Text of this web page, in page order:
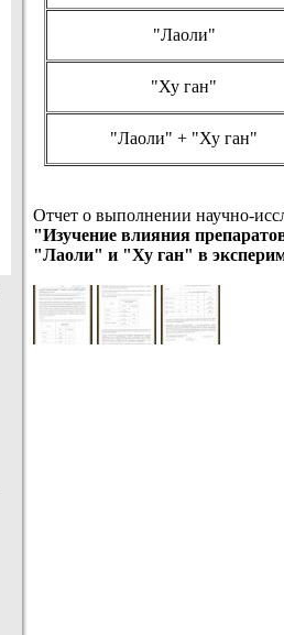
"Лаоли"
"Ху ган"
"Лаоли" + "Ху ган"
Отчет о выполнении научно-
"Изучение влияния
"Лаоли" и "Ху ган" в